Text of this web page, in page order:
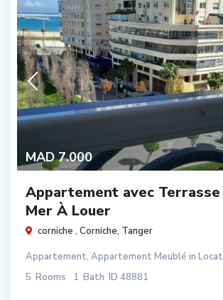
MAD 7.000
Appartement avec
Mer À Louer
corniche , Corniche, Tanger
Appartement, Appartement Meublé in
5 Rooms 1 Bath ID 48881